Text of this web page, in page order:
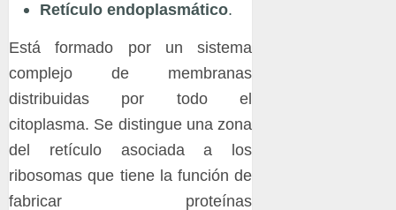
Retículo endoplasmático.
Está formado por un sistema
complejo de membranas
distribuidas por todo el
citoplasma. Se distingue una zona
del retículo asociada a los
ribosomas que tiene la función de
fabricar proteínas